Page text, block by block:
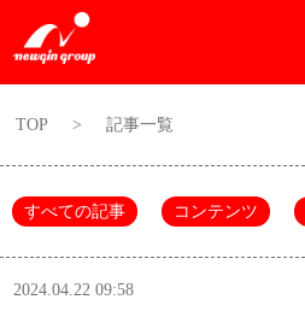
TOP > 記事一覧
すべての記事 コンテンツ
2024.04.22 09:58